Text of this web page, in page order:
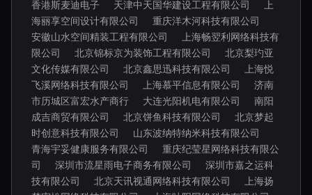
香港斯麦迪电子
天津中天国华建设工程有限公司
上
海丽享空间设计有限公司
重庆洋木河科技有限公司
安徽山水空间精装工程有限公司
上海畅翌利网络科技有
限公司
北京锦标京为装饰工程有限公司
北京梨玓亚
文化传媒有限公司
北京鑫思迅科技有限公司
上海悦
飞溪网络科技有限公司
上海慕平信息有限公司
济南
市历城区富宏水产商行
大连光阳机电有限公司
南阳
成吉商贸有限公司
北京饼鱼科技有限公司
北京梦起
时创意科技有限公司
山东波纳特纳米科技有限公司
青海宇妥健康服务有限公司
重庆纪莹星网络科技有限公
司
深圳市流星雨电子商务有限公司
深圳市嘉之运科
技有限公司
北京天讯视通网络科技有限公司
上海扬